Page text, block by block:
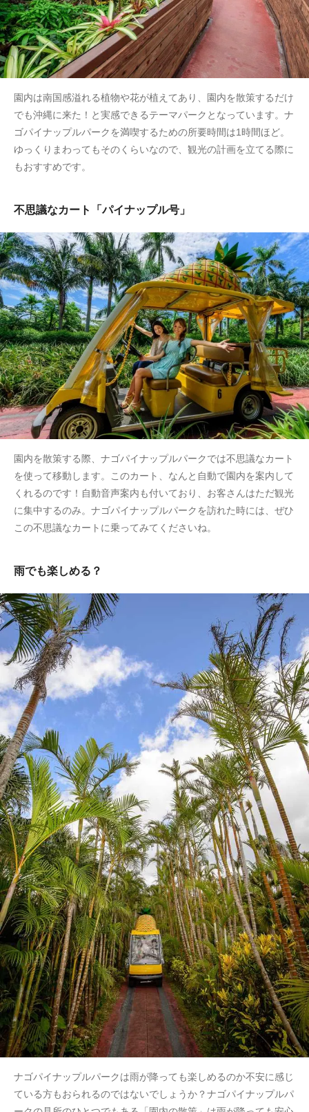
園内は南国感溢れる植物や花が植えてあり、園内を散策するだけ
でも沖縄に来た！と実感できるテーマパークとなっています。ナ
ゴパイナップルパークを満喫するための所要時間は1時間ほど。
ゆっくりまわってもそのくらいなので、観光の計画を立てる際に
もおすすめです。
不思議なカート「パイナップル号」
園内を散策する際、ナゴパイナップルパークでは不思議なカート
を使って移動します。このカート、なんと自動で園内を案内して
くれるのです！自動音声案内も付いており、お客さんはただ観光
に集中するのみ。ナゴパイナップルパークを訪れた時には、ぜひ
この不思議なカートに乗ってみてくださいね。
雨でも楽しめる？
ナゴパイナップルパークは雨が降っても楽しめるのか不安に感じ
ている方もおられるのではないでしょうか？ナゴパイナップルパ